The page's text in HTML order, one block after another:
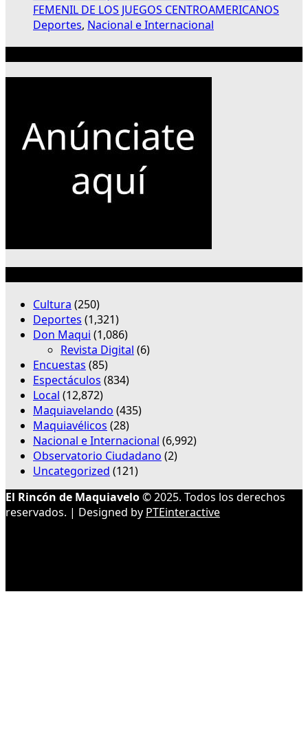
FEMENIL DE LOS JUEGOS CENTROAMERICANOS
Deportes, Nacional e Internacional
Cultura (250)
Deportes (1,321)
Don Maqui (1,086)
Revista Digital (6)
Encuestas (85)
Espectáculos (834)
Local (12,872)
Maquiavelando (435)
Maquiavélicos (28)
Nacional e Internacional (6,992)
Observatorio Ciudadano (2)
Uncategorized (121)
El Rincón de Maquiavelo© 2025. Todos los derechos
reservados. | Designed by PTEinteractive